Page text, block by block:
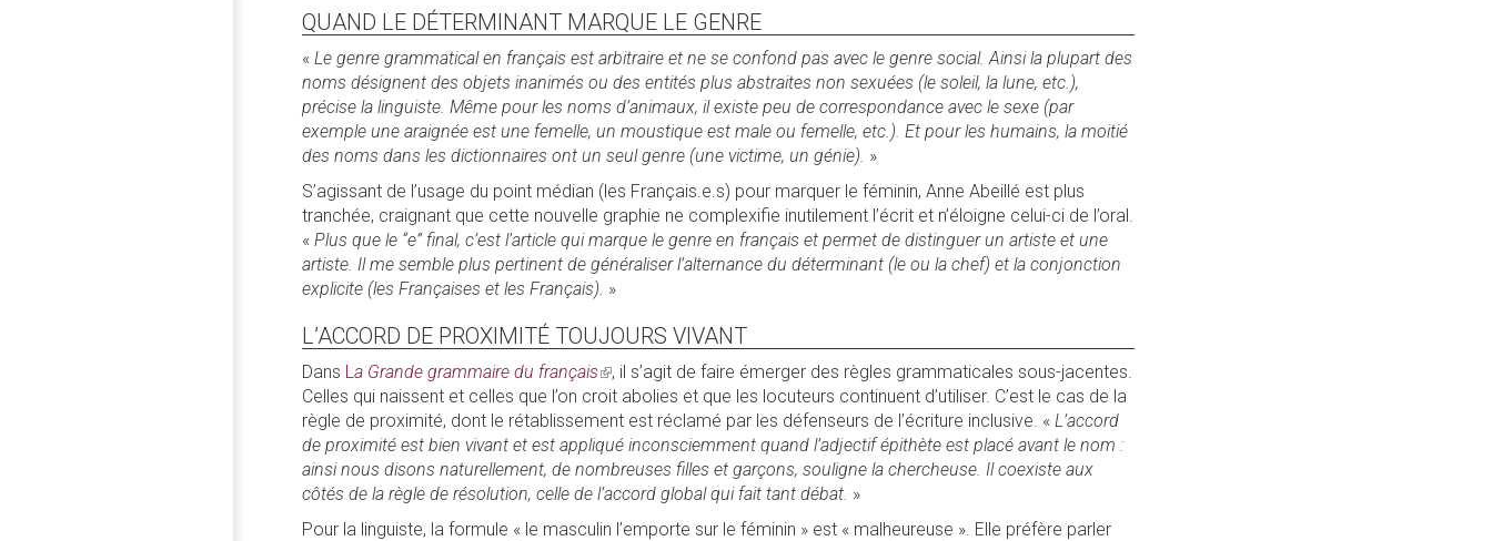
QUAND LE DÉTERMINANT MARQUE LE GENRE
«Le genre grammatical en français est arbitraire et ne se confond pas avec le genre social. Ainsi la plupart des
noms désignent des objets inanimés ou des entités plus abstraites non sexuées (le soleil, la lune, etc.),
précise la linguiste. Même pour les noms d’animaux, il existe peu de correspondance avec le sexe (par
exemple une araignée est une femelle, un moustique est male ou femelle, etc.). Et pour les humains, la moitié
des noms dans les dictionnaires ont un seul genre (une victime, un génie). »
S’agissant de l’usage du point médian (les Français.e.s) pour marquer le féminin, Anne Abeillé est plus
tranchée, craignant que cette nouvelle graphie ne complexifie inutilement l’écrit et n’éloigne celui-ci de l’oral.
«Plus que le “e” final, c’est l’article qui marque le genre en français et permet de distinguer un artiste et une
artiste. Il me semble plus pertinent de généraliser l’alternance du déterminant (le ou la chef) et la conjonction
explicite (les Françaises et les Français). »
L’ACCORD DE PROXIMITÉ TOUJOURS VIVANT
Dans La Grande grammaire du français(link
is
external)
, il s’agit de faire émerger des règles grammaticales sous-jacentes.
Celles qui naissent et celles que l’on croit abolies et que les locuteurs continuent d’utiliser. C’est le cas de la
règle de proximité, dont le rétablissement est réclamé par les défenseurs de l’écriture inclusive. «L’accord
de proximité est bien vivant et est appliqué inconsciemment quand l’adjectif épithète est placé avant le nom :
ainsi nous disons naturellement, de nombreuses filles et garçons, souligne la chercheuse. Il coexiste aux
côtés de la règle de résolution, celle de l’accord global qui fait tant débat. »
Pour la linguiste, la formule « le masculin l’emporte sur le féminin » est « malheureuse ». Elle préfère parler